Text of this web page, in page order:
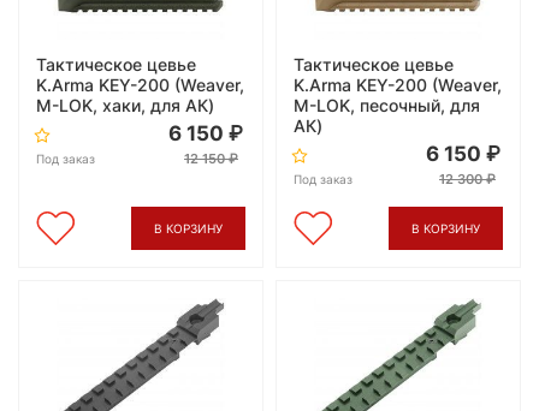
Тактическое цевье
K.Arma KEY-200 (Weaver,
M-LOK, хаки, для АК)
Под заказ
6 150
12 150
В КОРЗИНУ
Тактическое цевье
K.Arma KEY-200 (Weaver,
M-LOK, песочный, для
АК)
Под заказ
6 150
12 300
В КОРЗИНУ